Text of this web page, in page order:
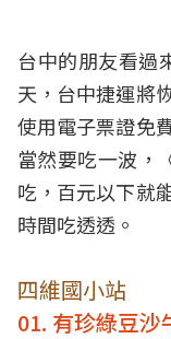
台中的朋友看過
天， 台中捷運將
使用電子票證免
當然要吃一波，
吃，百元以下就
時間吃透透。
四維國小站
01. 有珍綠豆